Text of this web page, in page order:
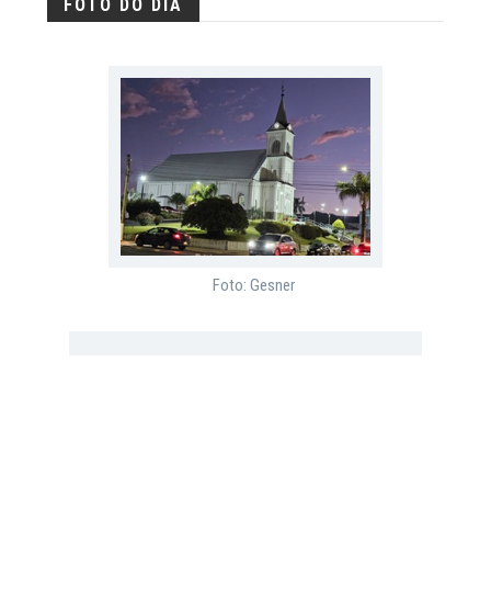
FOTO DO DIA
Foto: Gesner